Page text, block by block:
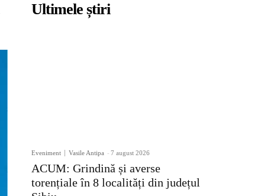
Ultimele știri
Eveniment Vasile Antipa - 7 august 2026
ACUM: Grindină și averse
torențiale în 8 localități din județul